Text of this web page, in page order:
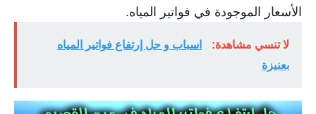
الأسعار الموجودة في فواتير المياه.
لا تنسي مشاهدة:
اسباب و حل إرتفاع فواتير المياه
بعنيزة